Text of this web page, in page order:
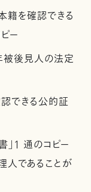
籍を確認できる
ー
後見人の法定
できる公的証
」1 通のコピー
人であることが